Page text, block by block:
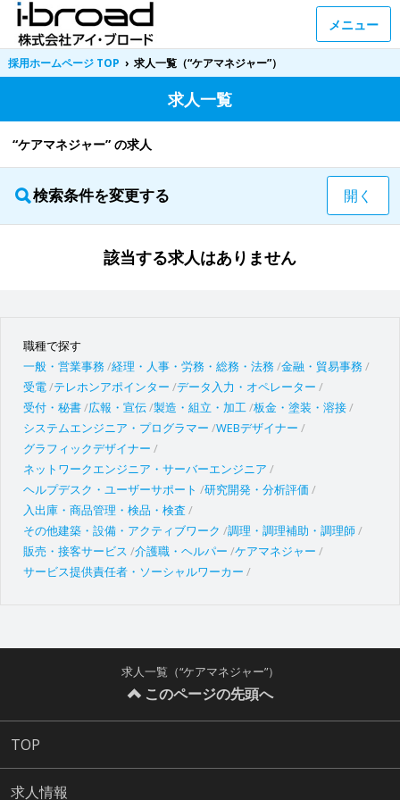
メニュー
採用ホームページ TOP › 求人一覧（“ケアマネジャー”）
求人一覧
“ケアマネジャー” の求人
検索条件を変更する 開く
該当する求人はありません
職種で探す
一般・営業事務 経理・人事・労務・総務・法務 金融・貿易事務
受電 テレホンアポインター データ入力・オペレーター
受付・秘書 広報・宣伝 製造・組立・加工 板金・塗装・溶接
システムエンジニア・プログラマー WEBデザイナー
グラフィックデザイナー
ネットワークエンジニア・サーバーエンジニア
ヘルプデスク・ユーザーサポート
研究開発・分析評価
入出庫・商品管理・検品・検査
その他建築・設備・アクティブワーク 調理・調理補助・調理師
販売・接客サービス 介護職・ヘルパー ケアマネジャー
サービス提供責任者・ソーシャルワーカー
求人一覧（“ケアマネジャー”）
このページの先頭へ
TOP
求人情報